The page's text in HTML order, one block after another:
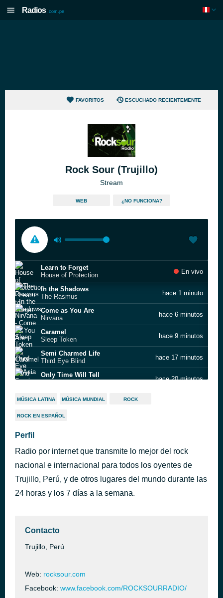
Radios .com.pe
FAVORITOS ESCUCHADO RECIENTEMENTE
Rock Sour (Trujillo)
Stream
WEB ¿NO FUNCIONA?
Learn to Forget
House of Protection
En vivo
In the Shadows
The Rasmus
hace 1 minuto
Come as You Are
Nirvana
hace 6 minutos
Caramel
Sleep Token
hace 9 minutos
Semi Charmed Life
Third Eye Blind
hace 17 minutos
Only Time Will Tell
hace 20 minutos
Enough
Scar Tissue
Queen
Paper Crown
The Black Keys
hace 43 minutos
MÚSICA LATINA MÚSICA MUNDIAL ROCK
ROCK EN ESPAÑOL
Perfil
Radio por internet que transmite lo mejor del rock
nacional e internacional para todos los oyentes de
Trujillo, Perú, y de otros lugares del mundo durante las
24 horas y los 7 días a la semana.
Contacto
Trujillo, Perú
Web: rocksour.com
Facebook: www.facebook.com/ROCKSOURRADIO/